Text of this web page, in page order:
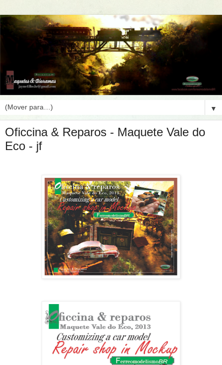
▼
Oficcina & Reparos - Maquete Vale do
Eco - jf